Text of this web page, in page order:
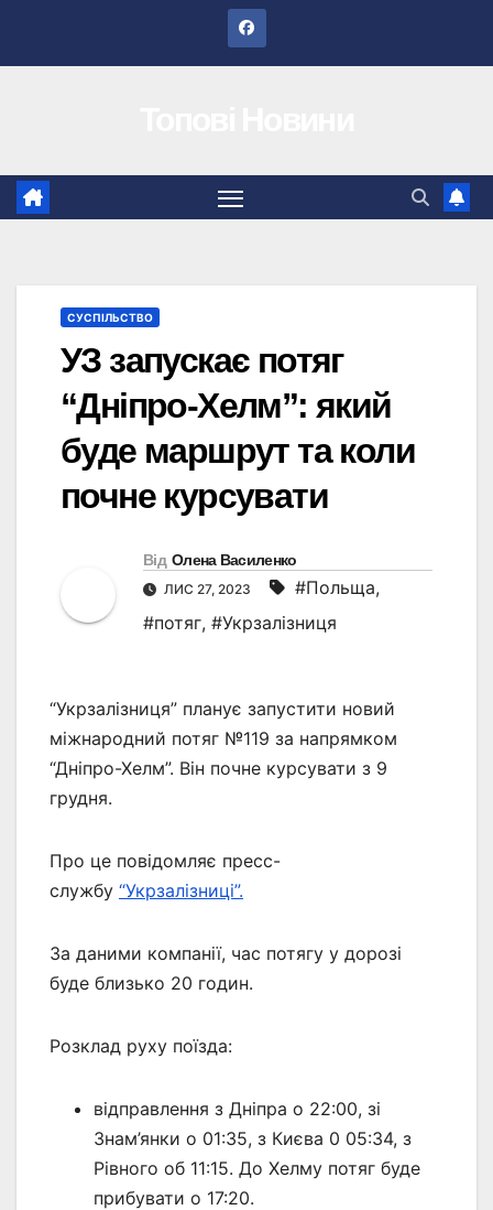
СУСПІЛЬСТВО
УЗ запускає потяг
“Дніпро-Хелм”: який
буде маршрут та коли
почне курсувати
Від Олена Василенко
ЛИС 27, 2023 #Польща,
#потяг, #Укрзалізниця
“Укрзалізниця” планує запустити новий
міжнародний потяг №119 за напрямком
“Дніпро-Хелм”. Він почне курсувати з 9
грудня.
Про це повідомляє пресс-
службу “Укрзалізниці”.
За даними компанії, час потягу у дорозі
буде близько 20 годин.
Розклад руху поїзда:
відправлення з Дніпра о 22:00, зі
Знам’янки о 01:35, з Києва 0 05:34, з
Рівного об 11:15. До Хелму потяг буде
прибувати о 17:20.